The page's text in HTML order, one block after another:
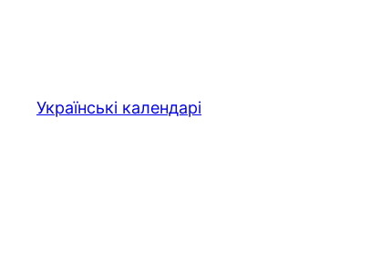
Українські календарі